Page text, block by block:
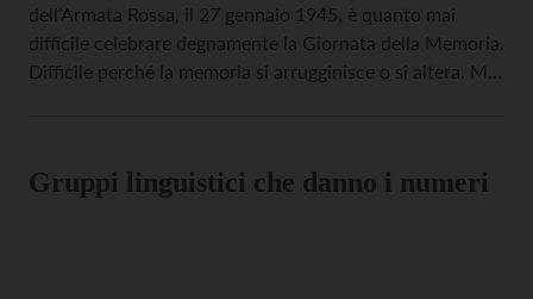
dell’Armata Rossa, il 27 gennaio 1945, è quanto mai
difficile celebrare degnamente la Giornata della Memoria.
Difficile perché la memoria si arrugginisce o si altera. Ma
Gruppi linguistici che danno i numeri